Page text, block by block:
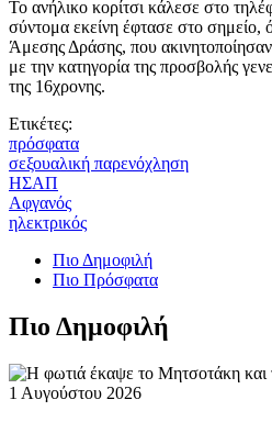
Το ανήλικο κορίτσι κάλεσε στο
σύντομα εκείνη έφτασε στο σημείο,
Άμεσης Δράσης, που
με την κατηγορία της προσβολής
της 16χρονης.
Ετικέτες:
πρόσφατα
σεξουαλική παρενόχληση
ΗΣΑΠ
Αφγανός
ηλεκτρικός
Πιο Δημοφιλή
Πιο Πρόσφατα
Πιο Δημοφιλή
1 Αυγούστου 2026